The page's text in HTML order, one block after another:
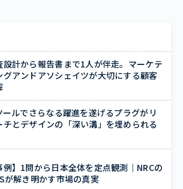
設計から報告書まで1人が伴走。マーケテ
グアンドアソシェイツが大切にする顧客
ールでさらなる躍進を遂げるプラグがリ
チとデザインの「深い溝」を埋められる
例】1問から日本全体を定点観測｜NRCの
が解き明かす市場の真実